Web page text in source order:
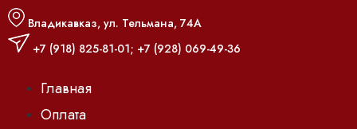
Владикавказ, ул. Тельмана, 74А
+7 (918) 825-81-01; +7 (928) 069-49-36
Главная
Оплата